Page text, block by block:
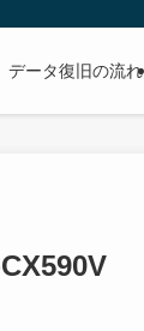
データ復旧の流れ